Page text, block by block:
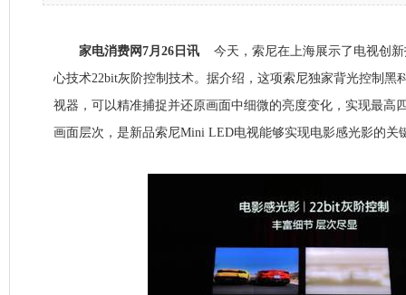
家电消费网7月26日讯 今天，索尼在上海展示了电视创
心技术22bit灰阶控制技术。据介绍，这项索尼独家背光控制黑
视器，可以精准捕捉并还原画面中细微的亮度变化，实现最高
画面层次，是新品索尼Mini LED电视能够实现电影感光影的关